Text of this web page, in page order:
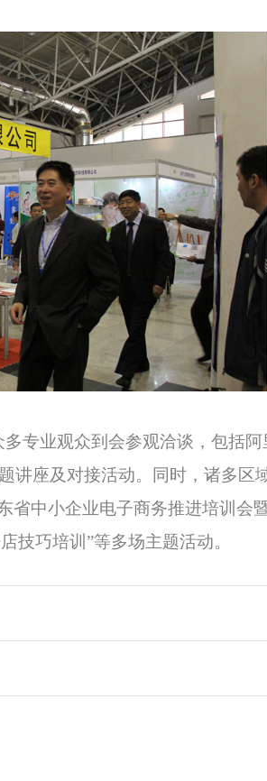
专业观众到会参观洽谈，包括阿
讲座及对接活动。同时 ， 诸多区
中小企业电子商务推进培训会
技巧培训”等多场主题活动。